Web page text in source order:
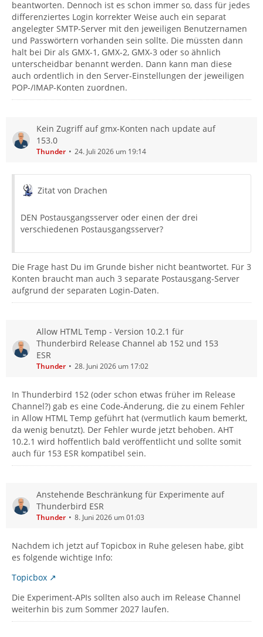
beantworten. Dennoch ist es schon immer so, dass für jedes
differenziertes Login korrekter Weise auch ein separat
angelegter SMTP-Server mit den jeweiligen Benutzernamen
und Passwörtern vorhanden sein sollte. Die müssten dann
halt bei Dir als GMX-1, GMX-2, GMX-3 oder so ähnlich
unterscheidbar benannt werden. Dann kann man diese
auch ordentlich in den Server-Einstellungen der jeweiligen
POP-/IMAP-Konten zuordnen.
Kein Zugriff auf gmx-Konten nach update auf
153.0
Thunder 24. Juli 2026 um 19:14
Zitat von Drachen
DEN Postausgangsserver oder einen der drei
verschiedenen Postausgangsserver?
Die Frage hast Du im Grunde bisher nicht beantwortet. Für 3
Konten braucht man auch 3 separate Postausgang-Server
aufgrund der separaten Login-Daten.
Allow HTML Temp - Version 10.2.1 für
Thunderbird Release Channel ab 152 und 153
ESR
Thunder 28. Juni 2026 um 17:02
In Thunderbird 152 (oder schon etwas früher im Release
Channel?) gab es eine Code-Änderung, die zu einem Fehler
in Allow HTML Temp geführt hat (vermutlich kaum bemerkt,
da wenig benutzt). Der Fehler wurde jetzt behoben. AHT
10.2.1 wird hoffentlich bald veröffentlicht und sollte somit
auch für 153 ESR kompatibel sein.
Anstehende Beschränkung für Experimente auf
Thunderbird ESR
Thunder 8. Juni 2026 um 01:03
Nachdem ich jetzt auf Topicbox in Ruhe gelesen habe, gibt
es folgende wichtige Info:
Topicbox
Die Experiment-APIs sollten also auch im Release Channel
weiterhin bis zum Sommer 2027 laufen.